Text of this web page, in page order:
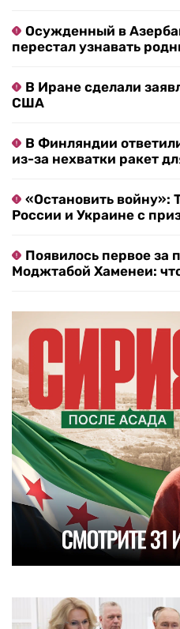
Осужденный в
перестал узнавать
В Иране сделали
США
В Финляндии
из-за нехватки ракет
«Остановить войну»:
России и Украине с
Появилось первое за
Моджтабой Хаменеи: